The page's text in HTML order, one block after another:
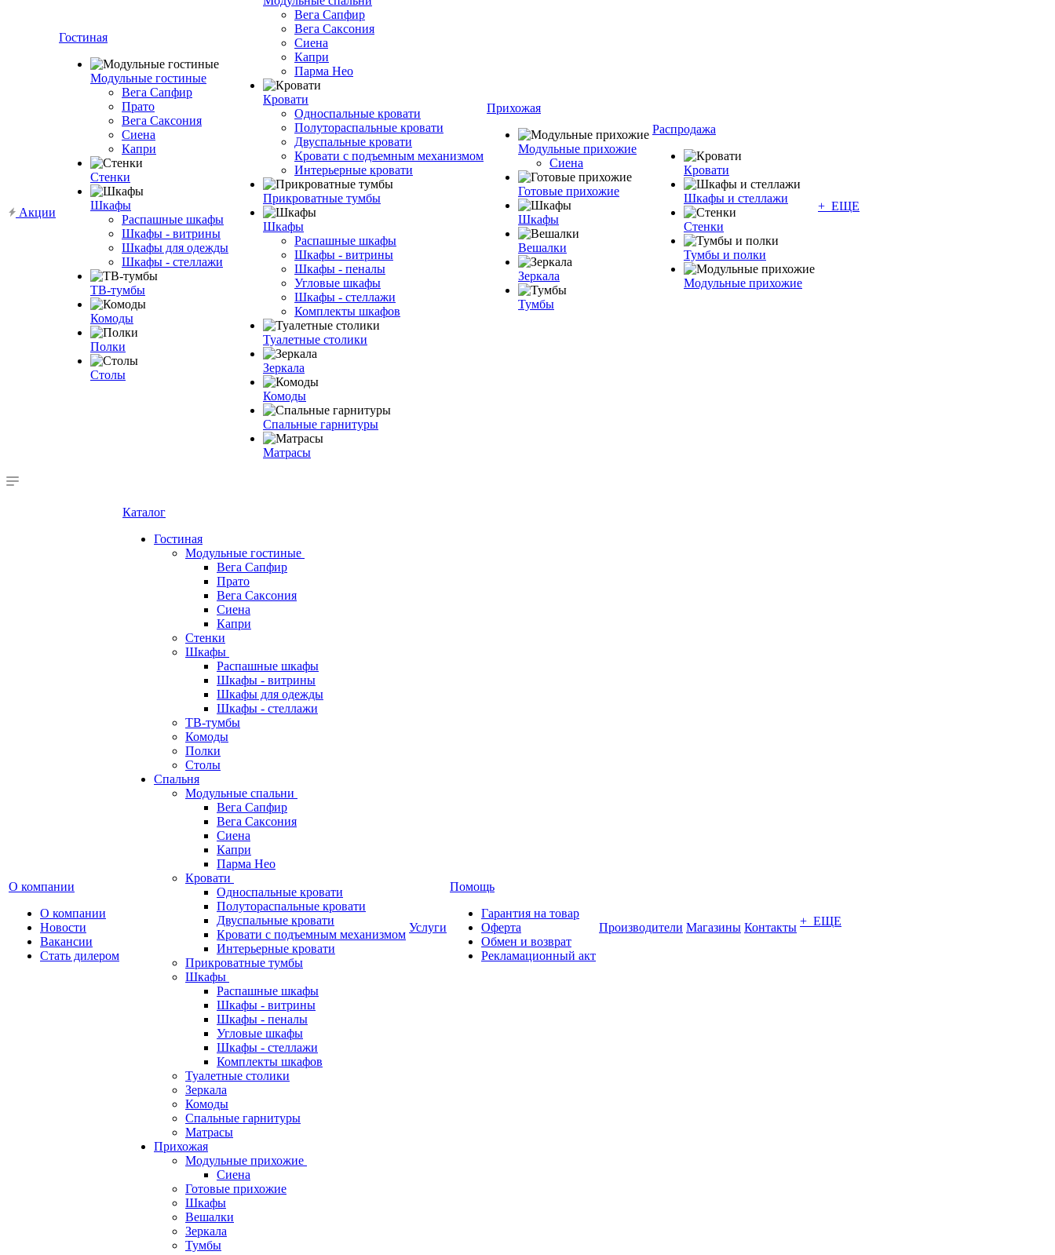
Акции
Гостиная
Модульные гостиные
Вега Сапфир
Прато
Вега Саксония
Сиена
Капри
Стенки
Шкафы
Распашные шкафы
Шкафы - витрины
Шкафы для одежды
Шкафы - стеллажи
ТВ-тумбы
Комоды
Полки
Столы
Вега Сапфир
Вега Саксония
Сиена
Капри
Парма Нео
Кровати
Односпальные кровати
Полутораспальные кровати
Двуспальные кровати
Кровати с подъемным механизмом
Интерьерные кровати
Прикроватные тумбы
Шкафы
Распашные шкафы
Шкафы - витрины
Шкафы - пеналы
Угловые шкафы
Шкафы - стеллажи
Комплекты шкафов
Туалетные столики
Зеркала
Комоды
Спальные гарнитуры
Матрасы
Прихожая
Модульные прихожие
Сиена
Готовые прихожие
Шкафы
Вешалки
Зеркала
Тумбы
Распродажа
Кровати
Шкафы и стеллажи
Стенки
Тумбы и полки
Модульные прихожие
+ ЕЩЕ
О компании
О компании
Новости
Вакансии
Стать дилером
Каталог
Гостиная
Модульные гостиные
Вега Сапфир
Прато
Вега Саксония
Сиена
Капри
Стенки
Шкафы
Распашные шкафы
Шкафы - витрины
Шкафы для одежды
Шкафы - стеллажи
ТВ-тумбы
Комоды
Полки
Столы
Спальня
Модульные спальни
Вега Сапфир
Вега Саксония
Сиена
Капри
Парма Нео
Кровати
Односпальные кровати
Полутораспальные кровати
Двуспальные кровати
Кровати с подъемным механизмом
Интерьерные кровати
Прикроватные тумбы
Шкафы
Распашные шкафы
Шкафы - витрины
Шкафы - пеналы
Угловые шкафы
Шкафы - стеллажи
Комплекты шкафов
Туалетные столики
Зеркала
Комоды
Спальные гарнитуры
Матрасы
Прихожая
Модульные прихожие
Сиена
Готовые прихожие
Шкафы
Вешалки
Зеркала
Тумбы
Услуги
Помощь
Гарантия на товар
Оферта
Обмен и возврат
Рекламационный акт
Производители Магазины Контакты + ЕЩЕ